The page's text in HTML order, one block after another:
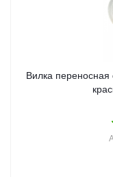
Вилка